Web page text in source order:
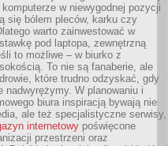
w niewygodnej pozycji
się bólem pleców, karku czy
warto zainwestować w
pod laptopa, zewnętrzną
to możliwe – w biurko z
To nie są fanaberie, ale
które trudno odzyskać, gdy
nadwyrężymy. W planowaniu i
biura inspiracją bywają nie
ale też specjalistyczne serwisy,
internetowy poświęcone
przestrzeni oraz